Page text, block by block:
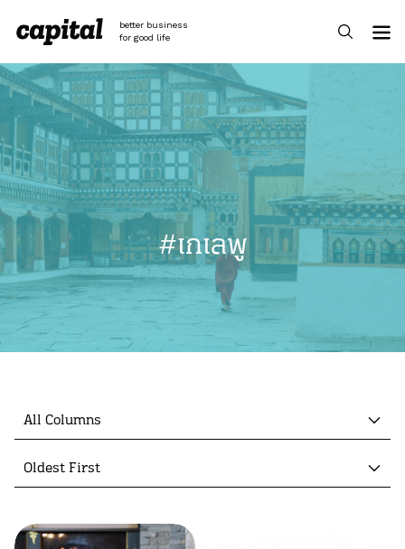
content
better business
for good life
#เกเลพู
All Columns
Oldest First